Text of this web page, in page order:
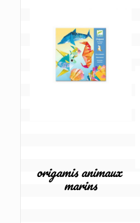
origamis animaux
marins